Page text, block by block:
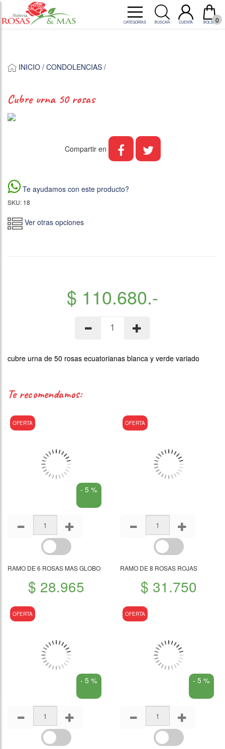
BOLSA 0
CUENTA
BUSCAR
CATEGORÍAS
INICIO / CONDOLENCIAS /
cubre urna 50 rosas
Compartir en
Te ayudamos con este producto?
SKU: 18
Ver otras opciones
$ 110.680.-
cubre urna de 50 rosas ecuatorianas blanca y verde variado
te recomendamos:
OFERTA
- 5 %
RAMO DE 6 ROSAS MAS GLOBO
$ 28.965
OFERTA
RAMO DE 8 ROSAS ROJAS
$ 31.750
OFERTA
- 5 %
OFERTA
- 5 %